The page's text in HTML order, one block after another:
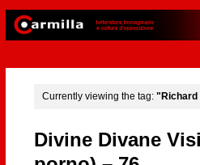
Currently viewing the tag: "Richard
Divine Divane